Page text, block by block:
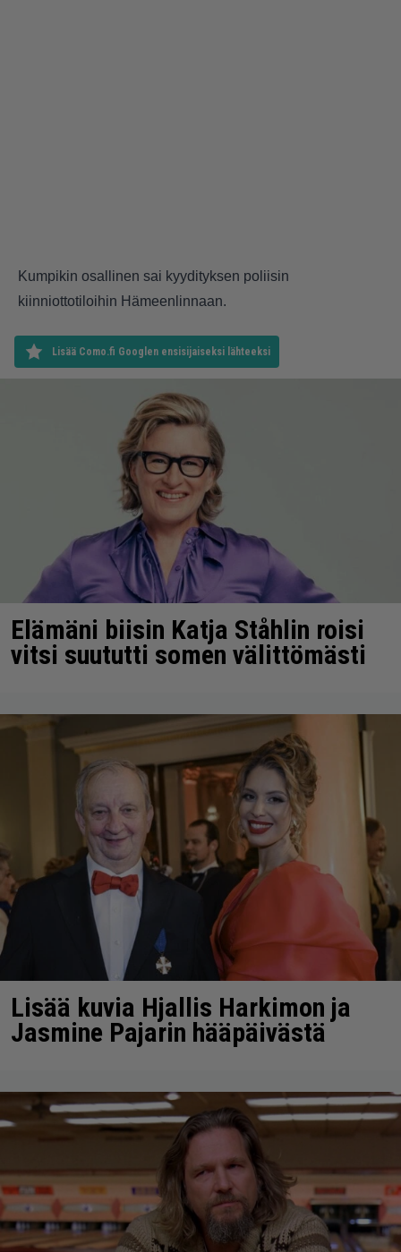
Kumpikin osallinen sai kyydityksen poliisin
kiinniottotiloihin Hämeenlinnaan.
Lisää Como.fi Googlen ensisijaiseksi lähteeksi
Elämäni biisin Katja Ståhlin roisi
vitsi suututti somen välittömästi
Lisää kuvia Hjallis Harkimon ja
Jasmine Pajarin hääpäivästä